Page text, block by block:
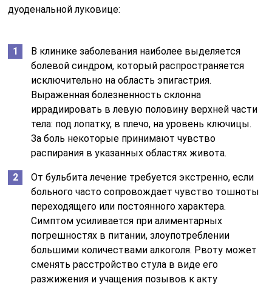
дуоденальной луковице:
В клинике заболевания наиболее выделяется
болевой синдром, который распространяется
исключительно на область эпигастрия.
Выраженная болезненность склонна
иррадиировать в левую половину верхней части
тела: под лопатку, в плечо, на уровень ключицы.
За боль некоторые принимают чувство
распирания в указанных областях живота.
От бульбита лечение требуется экстренно, если
больного часто сопровождает чувство тошноты
переходящего или постоянного характера.
Симптом усиливается при алиментарных
погрешностях в питании, злоупотреблении
большими количествами алкоголя. Рвоту может
сменять расстройство стула в виде его
разжижения и учащения позывов к акту